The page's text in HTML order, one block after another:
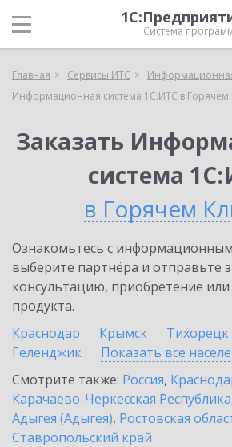
Система
Главная Сервисы ИТС
Информационная система 1С:ИТС в Горячем
Заказать
система
в Горячем
Ознакомьтесь с
выберите партнёра и отправьте
консультацию, приобретение
продукта.
Краснодар
Крымск Тихорецк
Геленджик
Показать все
Смотрите также: Россия,
Карачаево-Черкесская Республика
Адыгея (Адыгея), Ростовская
Ставропольский край